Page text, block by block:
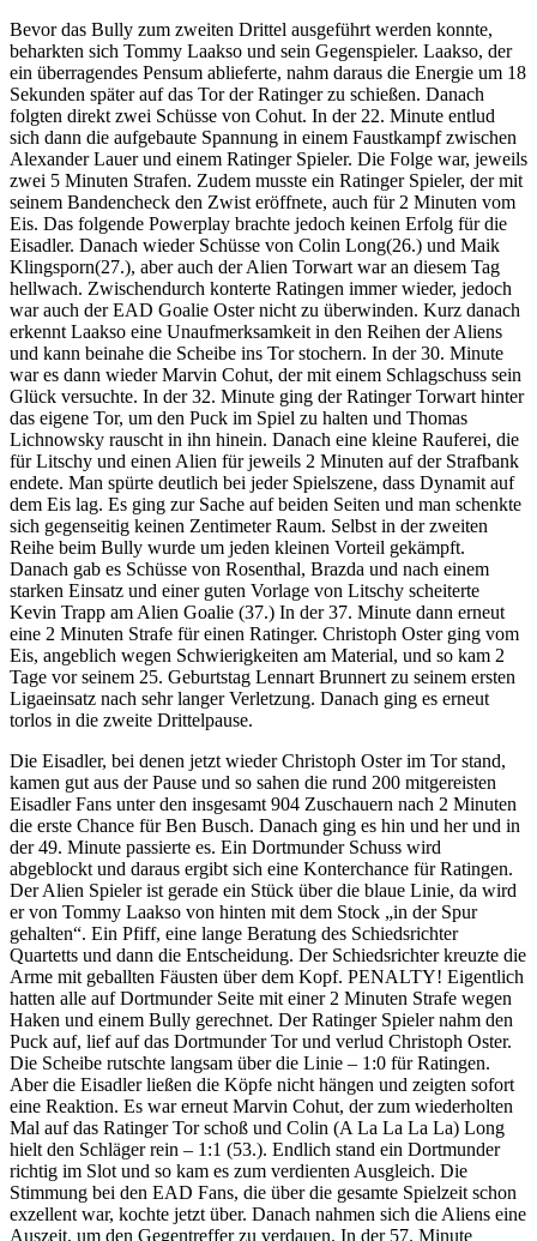
Bevor das Bully zum zweiten Drittel ausgeführt werden konnte,
beharkten sich Tommy Laakso und sein Gegenspieler. Laakso, der
ein überragendes Pensum ablieferte, nahm daraus die Energie um 18
Sekunden später auf das Tor der Ratinger zu schießen. Danach
folgten direkt zwei Schüsse von Cohut. In der 22. Minute entlud
sich dann die aufgebaute Spannung in einem Faustkampf zwischen
Alexander Lauer und einem Ratinger Spieler. Die Folge war, jeweils
zwei 5 Minuten Strafen. Zudem musste ein Ratinger Spieler, der mit
seinem Bandencheck den Zwist eröffnete, auch für 2 Minuten vom
Eis. Das folgende Powerplay brachte jedoch keinen Erfolg für die
Eisadler. Danach wieder Schüsse von Colin Long(26.) und Maik
Klingsporn(27.), aber auch der Alien Torwart war an diesem Tag
hellwach. Zwischendurch konterte Ratingen immer wieder, jedoch
war auch der EAD Goalie Oster nicht zu überwinden. Kurz danach
erkennt Laakso eine Unaufmerksamkeit in den Reihen der Aliens
und kann beinahe die Scheibe ins Tor stochern. In der 30. Minute
war es dann wieder Marvin Cohut, der mit einem Schlagschuss sein
Glück versuchte. In der 32. Minute ging der Ratinger Torwart hinter
das eigene Tor, um den Puck im Spiel zu halten und Thomas
Lichnowsky rauscht in ihn hinein. Danach eine kleine Rauferei, die
für Litschy und einen Alien für jeweils 2 Minuten auf der Strafbank
endete. Man spürte deutlich bei jeder Spielszene, dass Dynamit auf
dem Eis lag. Es ging zur Sache auf beiden Seiten und man schenkte
sich gegenseitig keinen Zentimeter Raum. Selbst in der zweiten
Reihe beim Bully wurde um jeden kleinen Vorteil gekämpft.
Danach gab es Schüsse von Rosenthal, Brazda und nach einem
starken Einsatz und einer guten Vorlage von Litschy scheiterte
Kevin Trapp am Alien Goalie (37.) In der 37. Minute dann erneut
eine 2 Minuten Strafe für einen Ratinger. Christoph Oster ging vom
Eis, angeblich wegen Schwierigkeiten am Material, und so kam 2
Tage vor seinem 25. Geburtstag Lennart Brunnert zu seinem ersten
Ligaeinsatz nach sehr langer Verletzung. Danach ging es erneut
torlos in die zweite Drittelpause.
Die Eisadler, bei denen jetzt wieder Christoph Oster im Tor stand,
kamen gut aus der Pause und so sahen die rund 200 mitgereisten
Eisadler Fans unter den insgesamt 904 Zuschauern nach 2 Minuten
die erste Chance für Ben Busch. Danach ging es hin und her und in
der 49. Minute passierte es. Ein Dortmunder Schuss wird
abgeblockt und daraus ergibt sich eine Konterchance für Ratingen.
Der Alien Spieler ist gerade ein Stück über die blaue Linie, da wird
er von Tommy Laakso von hinten mit dem Stock „in der Spur
gehalten“. Ein Pfiff, eine lange Beratung des Schiedsrichter
Quartetts und dann die Entscheidung. Der Schiedsrichter kreuzte die
Arme mit geballten Fäusten über dem Kopf. PENALTY! Eigentlich
hatten alle auf Dortmunder Seite mit einer 2 Minuten Strafe wegen
Haken und einem Bully gerechnet. Der Ratinger Spieler nahm den
Puck auf, lief auf das Dortmunder Tor und verlud Christoph Oster.
Die Scheibe rutschte langsam über die Linie – 1:0 für Ratingen.
Aber die Eisadler ließen die Köpfe nicht hängen und zeigten sofort
eine Reaktion. Es war erneut Marvin Cohut, der zum wiederholten
Mal auf das Ratinger Tor schoß und Colin (A La La La La) Long
hielt den Schläger rein – 1:1 (53.). Endlich stand ein Dortmunder
richtig im Slot und so kam es zum verdienten Ausgleich. Die
Stimmung bei den EAD Fans, die über die gesamte Spielzeit schon
exzellent war, kochte jetzt über. Danach nahmen sich die Aliens eine
Auszeit, um den Gegentreffer zu verdauen. In der 57. Minute